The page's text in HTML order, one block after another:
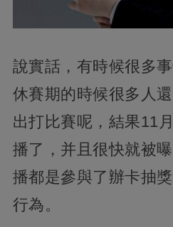
說實話，有時候很多
休賽期的時候很多人
出打比賽呢，結果11
播了，并且很快就被
播都是參與了辦卡抽
行為。